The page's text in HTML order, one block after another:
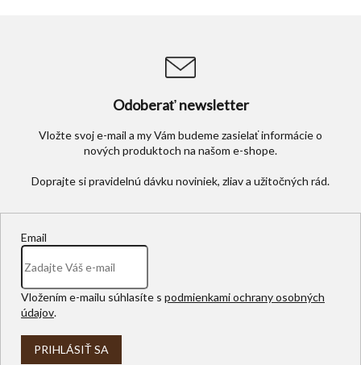
a
c
e
p
r
v
y
Odoberať newsletter
Vložte svoj e-mail a my Vám budeme zasielať informácie o
nových produktoch na našom e-shope.
Email
Vložením e-mailu súhlasíte s podmienkami ochrany osobných
údajov.
PRIHLÁSIŤ SA